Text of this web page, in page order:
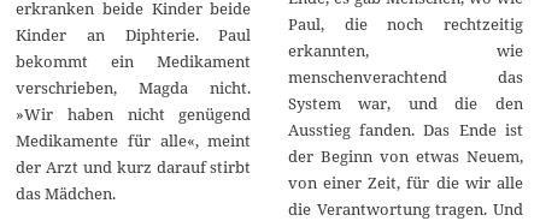
erkranken beide Kinder beide
Kinder an Diphterie. Paul
bekommt ein Medikament
verschrieben, Magda nicht.
»Wir haben nicht genügend
Medikamente für alle«, meint
der Arzt und kurz darauf stirbt
das Mädchen.
Paul, die noch rechtzeitig
erkannten, wie
menschenverachtend das
System war, und die den
Ausstieg fanden. Das Ende ist
der Beginn von etwas Neuem,
von einer Zeit, für die wir alle
die Verantwortung tragen. Und